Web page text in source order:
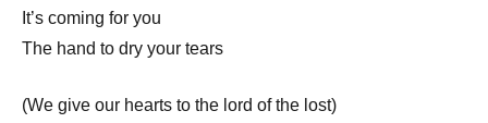
It’s coming for you
The hand to dry your tears
(We give our hearts to the lord of the lost)